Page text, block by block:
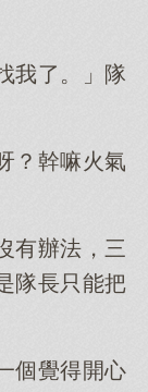
我了。」隊
？幹嘛火氣
有辦法，三
隊長只能把
個覺得開心